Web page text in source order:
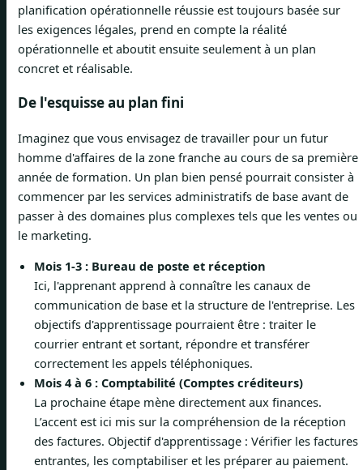
planification opérationnelle réussie est toujours basée sur
les exigences légales, prend en compte la réalité
opérationnelle et aboutit ensuite seulement à un plan
concret et réalisable.
De l'esquisse au plan fini
Imaginez que vous envisagez de travailler pour un futur
homme d'affaires de la zone franche au cours de sa première
année de formation. Un plan bien pensé pourrait consister à
commencer par les services administratifs de base avant de
passer à des domaines plus complexes tels que les ventes ou
le marketing.
Mois 1-3 : Bureau de poste et réception
Ici, l'apprenant apprend à connaître les canaux de
communication de base et la structure de l'entreprise. Les
objectifs d'apprentissage pourraient être : traiter le
courrier entrant et sortant, répondre et transférer
correctement les appels téléphoniques.
Mois 4 à 6 : Comptabilité (Comptes créditeurs)
La prochaine étape mène directement aux finances.
L’accent est ici mis sur la compréhension de la réception
des factures. Objectif d'apprentissage : Vérifier les factures
entrantes, les comptabiliser et les préparer au paiement.